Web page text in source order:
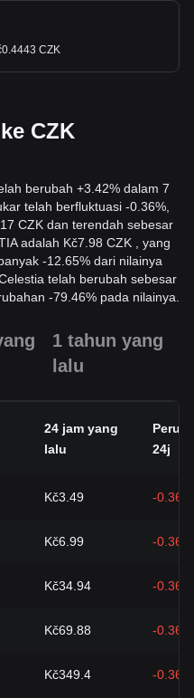
CZK
CZK
berubah +3.42% dalam 7
telah berfluktuasi -0.36%,
CZK dan terendah sebesar
adalah Kč7.98 CZK , yang
-12.65% dari nilainya
telah berubah sebesar
-79.46% pada nilainya.
1 tahun yang
lalu
24 jam yang
lalu
24j
Kč3.49 -0.36%
Kč6.99 -0.36%
Kč34.94 -0.36%
Kč69.88 -0.36%
Kč349.4 -0.36%